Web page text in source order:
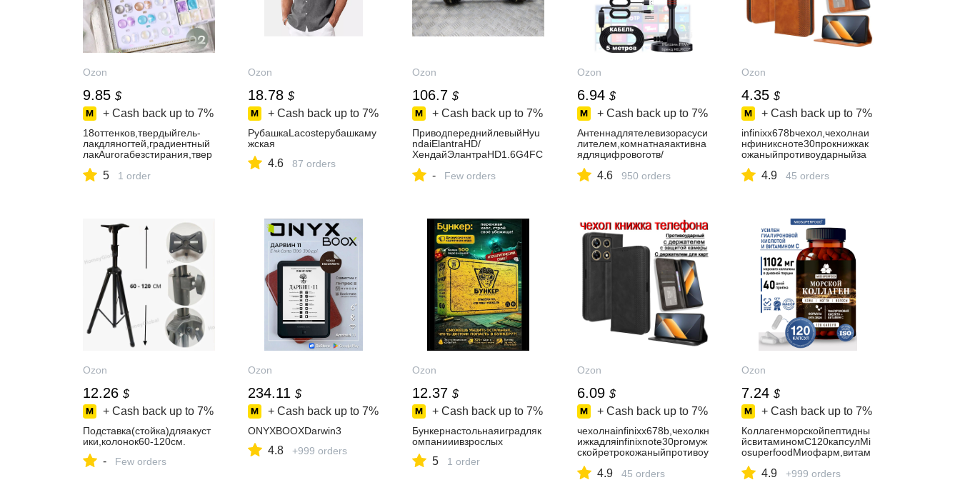
Ozon
9.85 $
+ Cash back up to 7%
18оттенков,твердыйгель-
лакдляногтей,градиентный
лакAuroraбезстирания,твер
лакдляногтей,сблесткамиип
5 1 order
Ozon
18.78 $
+ Cash back up to 7%
РубашкаLacosteрубашкаму
жская
4.6 87 orders
Ozon
106.7 $
+ Cash back up to 7%
ПриводпереднийлевыйHyu
ndaiElantraHD/
ХендайЭлантраHD1.6G4FC
- Few orders
Ozon
6.94 $
+ Cash back up to 7%
Антеннадлятелевизорасуси
лителем,комнатнаяактивна
ядляцифровоготв/
4.6 950 orders
Ozon
4.35 $
+ Cash back up to 7%
infinixx678bчехол,чехолнаи
нфиниксноте30прокнижкак
ожаныйпротивоударныйза
ртиподставкойкоричневый
4.9 45 orders
Ozon
12.26 $
+ Cash back up to 7%
Подставка(стойка)дляакуст
ики,колонок60-120см.
- Few orders
Ozon
234.11 $
+ Cash back up to 7%
ONYXBOOXDarwin3
4.8 +999 orders
Ozon
12.37 $
+ Cash back up to 7%
Бункернастольнаяиградляк
омпанииивзрослых
5 1 order
Ozon
6.09 $
+ Cash back up to 7%
чехолнаinfinixx678b,чехолкн
ижкадляinfinixnote30proмуж
скойретрокожаныйпротивоу
тикарманомчерный
4.9 45 orders
Ozon
7.24 $
+ Cash back up to 7%
Коллагенморскойпептидны
йсвитаминомС120капсулMi
osuperfoodМиофарм,витам
с,БАД4.9 +999 orders